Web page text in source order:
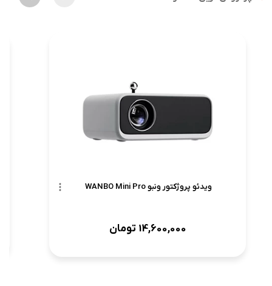
ویدئو پروژکتور ونبو WANBO Mini Pro
14,600,000 تومان